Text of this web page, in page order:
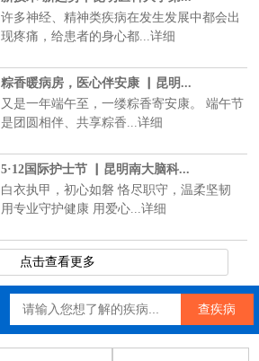
许多神经、精神类疾病在发生发展中都会出
现疼痛，给患者的身心都...详细
粽香暖病房，医心伴安康 ▏昆明...
又是一年端午至，一缕粽香寄安康。 端午节
是团圆相伴、共享粽香...详细
5·12国际护士节 ▏昆明南大脑科...
白衣执甲，初心如磐 恪尽职守，温柔坚韧
用专业守护健康 用爱心...详细
点击查看更多